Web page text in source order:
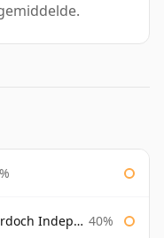
Bottling 40%